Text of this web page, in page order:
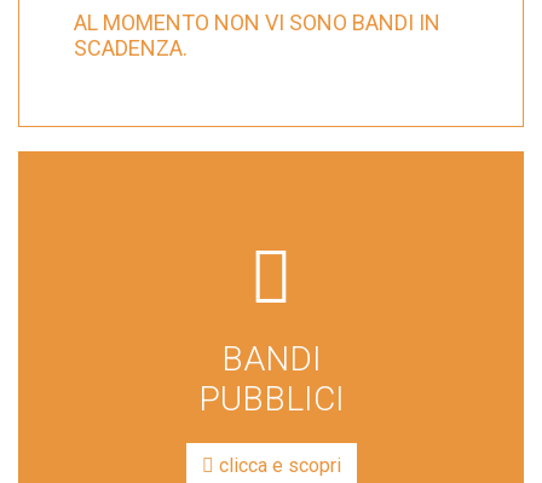
AL MOMENTO NON VI SONO BANDI IN
SCADENZA.
lines
BANDI
PUBBLICI
clicca e scopri